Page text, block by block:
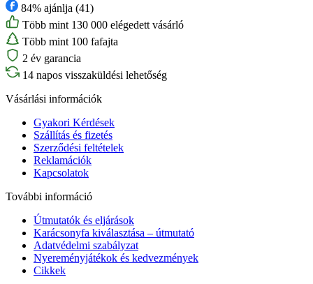
84% ajánlja (41)
Több mint 130 000 elégedett vásárló
Több mint 100 fafajta
2 év garancia
14 napos visszaküldési lehetőség
Vásárlási információk
Gyakori Kérdések
Szállítás és fizetés
Szerződési feltételek
Reklamációk
Kapcsolatok
További információ
Útmutatók és eljárások
Karácsonyfa kiválasztása – útmutató
Adatvédelmi szabályzat
Nyereményjátékok és kedvezmények
Cikkek